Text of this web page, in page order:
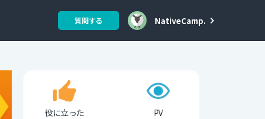
質問する NativeCamp.
役に立った PV